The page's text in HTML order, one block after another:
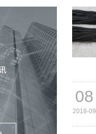
08
2018-09